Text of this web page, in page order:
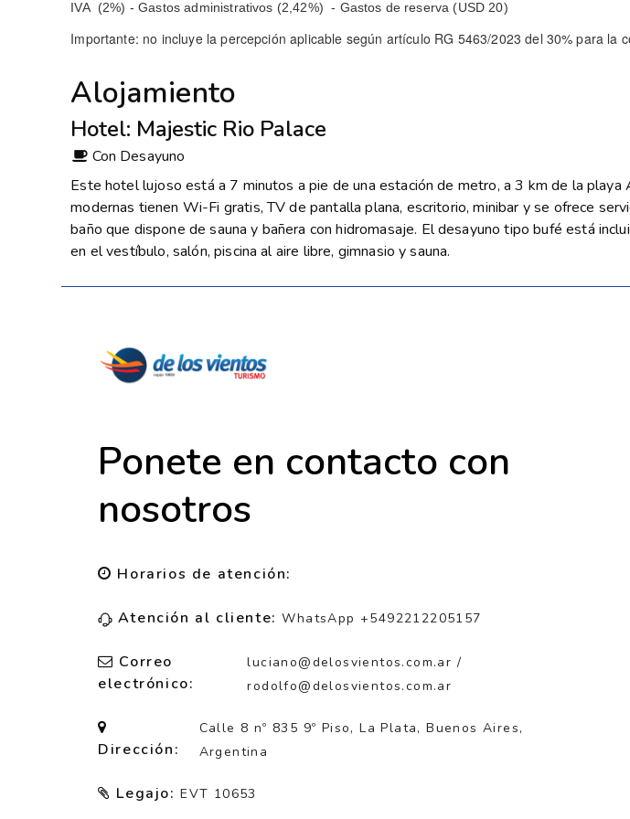
IVA (2%) - Gastos administrativos (2,42%) - Gastos de reserva (USD 20)
Importante: no incluye la percepción aplicable según artículo RG 5463/2023 del 30% para la
Alojamiento
Hotel: Majestic Rio Palace
Con Desayuno
Este hotel lujoso está a 7 minutos a pie de una estación de metro, a 3 km de la
modernas tienen Wi-Fi gratis, TV de pantalla plana, escritorio, minibar y se ofrece
baño que dispone de sauna y bañera con hidromasaje. El desayuno tipo bufé está
en el vestíbulo, salón, piscina al aire libre, gimnasio y sauna.
Ponete en contacto con
nosotros
Horarios de atención:
Atención al cliente:WhatsApp +5492212205157
Correo
electrónico:
luciano@delosvientos.com.ar /
rodolfo@delosvientos.com.ar
Dirección:
Calle 8 nº 835 9º Piso, La Plata, Buenos Aires,
Argentina
Legajo:EVT 10653